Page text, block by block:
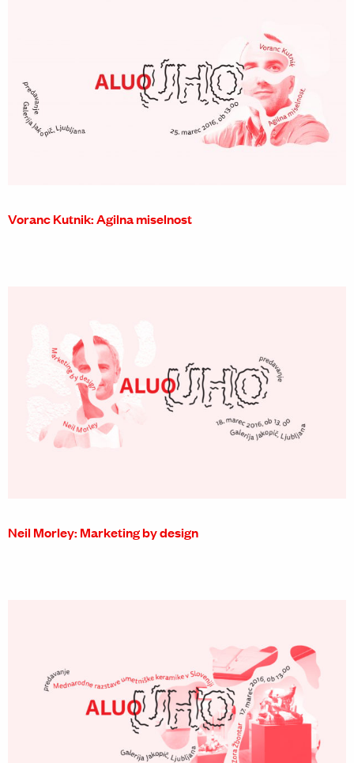
Voranc Kutnik: Agilna miselnost
Neil Morley: Marketing by design